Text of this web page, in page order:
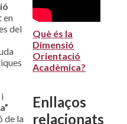
en
del
i
de la
Què és la
Dimensió
Orientació
Acadèmica?
Enllaços
relacionats